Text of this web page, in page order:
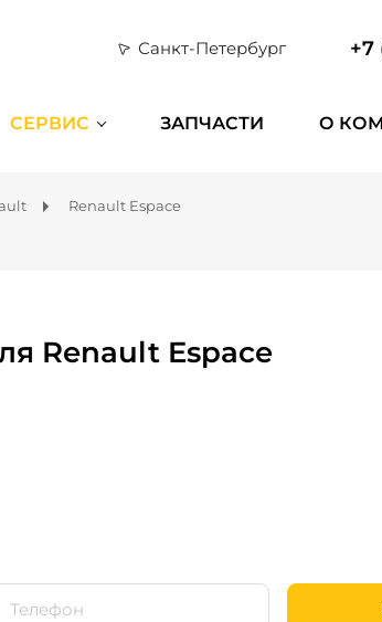
Санкт-Петербург +7
СЕРВИС ЗАПЧАСТИ О
Renault Espace
Renault Espace